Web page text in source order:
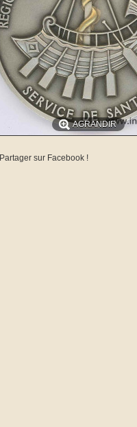
AGRANDIR
Partager sur Facebook !